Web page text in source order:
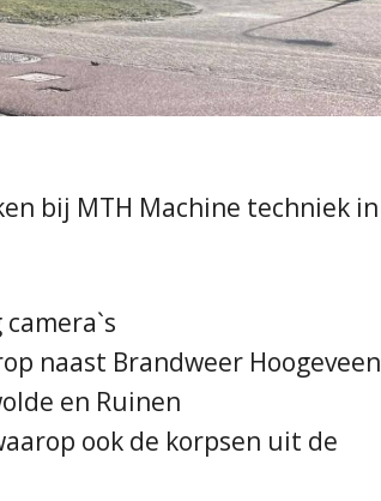
bij MTH Machine techniek in
naast Brandweer Hoogeveen
en Ruinen
ook de korpsen uit de